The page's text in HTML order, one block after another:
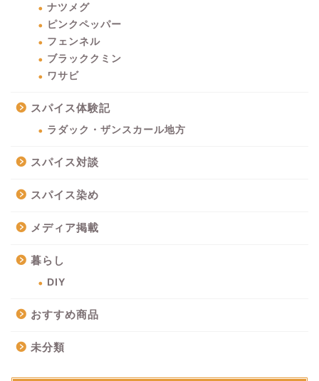
ナツメグ
ピンクペッパー
フェンネル
ブラッククミン
ワサビ
スパイス体験記
ラダック・ザンスカール地方
スパイス対談
スパイス染め
メディア掲載
暮らし
DIY
おすすめ商品
未分類